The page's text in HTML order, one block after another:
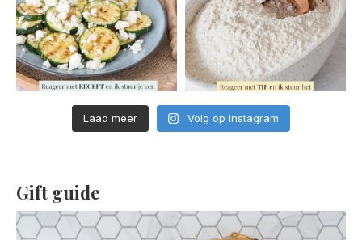
Laad meer Volg op instagram
Gift guide